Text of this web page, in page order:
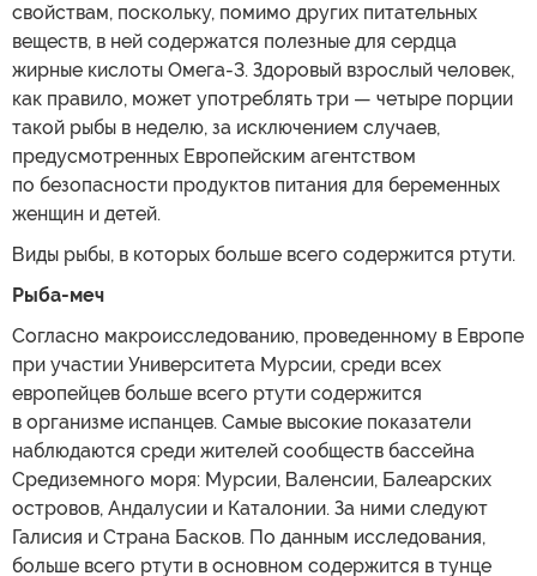
свойствам, поскольку, помимо других питательных
веществ, в ней содержатся полезные для сердца
жирные кислоты Омега-3. Здоровый взрослый человек,
как правило, может употреблять три — четыре порции
такой рыбы в неделю, за исключением случаев,
предусмотренных Европейским агентством
по безопасности продуктов питания для беременных
женщин и детей.
Виды рыбы, в которых больше всего содержится ртути.
Рыба-меч
Согласно макроисследованию, проведенному в Европе
при участии Университета Мурсии, среди всех
европейцев больше всего ртути содержится
в организме испанцев. Самые высокие показатели
наблюдаются среди жителей сообществ бассейна
Средиземного моря: Мурсии, Валенсии, Балеарских
островов, Андалусии и Каталонии. За ними следуют
Галисия и Страна Басков. По данным исследования,
больше всего ртути в основном содержится в тунце